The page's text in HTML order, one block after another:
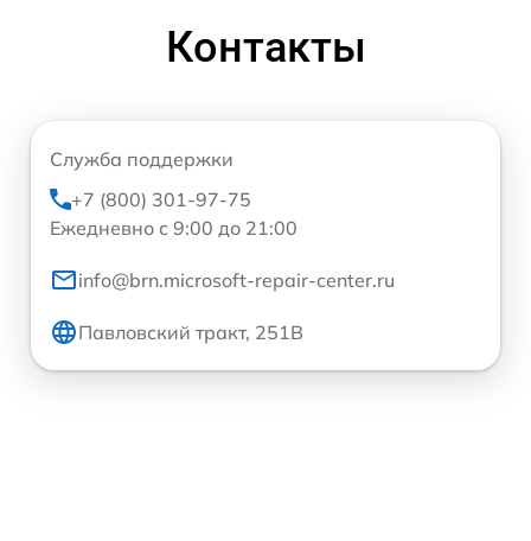
Контакты
Служба поддержки
+7 (800) 301-97-75
Ежедневно с 9:00 до 21:00
info@brn.microsoft-repair-center.ru
Павловский тракт, 251В